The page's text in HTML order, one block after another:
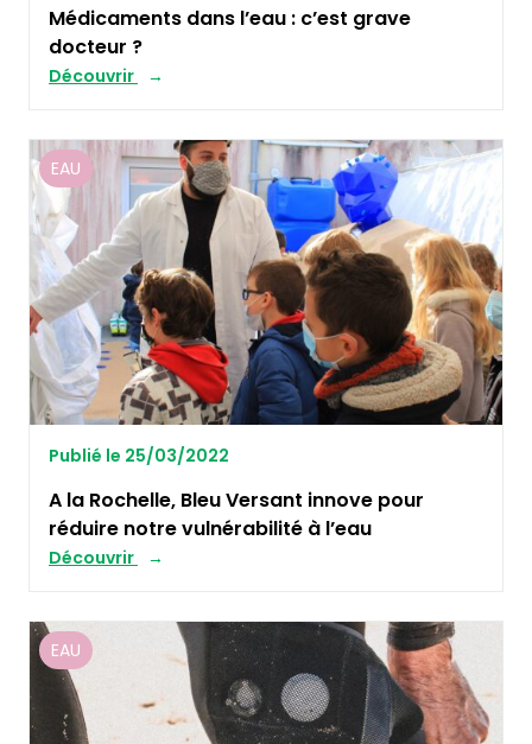
Médicaments dans l’eau : c’est grave
docteur ?
Découvrir
EAU
Publié le 25/03/2022
A la Rochelle, Bleu Versant innove pour
réduire notre vulnérabilité à l’eau
Découvrir
EAU